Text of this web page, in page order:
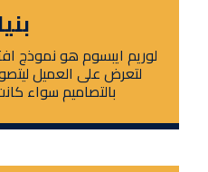
لوريم ايبسوم هو نموذج
لتعرض على العميل
بالتصاميم سواء